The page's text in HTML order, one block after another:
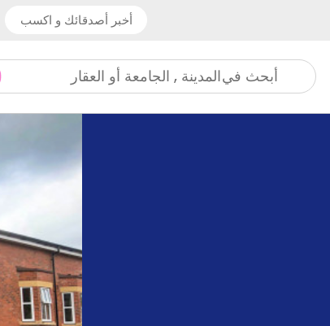
أخبر أصدقائك و اكسب
أبحث فيالمدينة , الجامعة أو العقار